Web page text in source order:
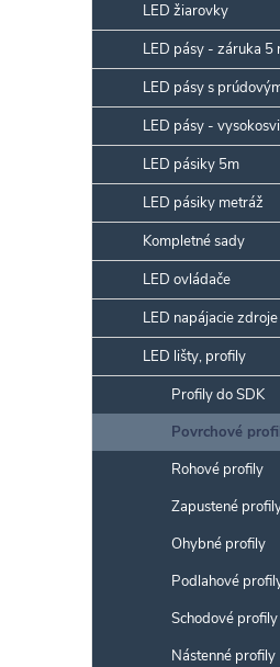
a
n
e
LED žiarovky
LED pásy - záruka 5
LED pásy s
LED pásy -
LED pásiky 5m
LED pásiky metráž
Kompletné sady
LED ovládače
LED napájacie zdroje
LED lišty, profily
Profily do SDK
Povrchové
Rohové profily
Zapustené
Ohybné profily
Podlahové
Schodové profily
Nástenné profily